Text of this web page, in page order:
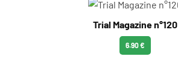
Trial Magazine n°120
6.90 €